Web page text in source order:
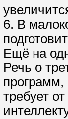
6. В
Ещё на
Речь о
программ,
требует